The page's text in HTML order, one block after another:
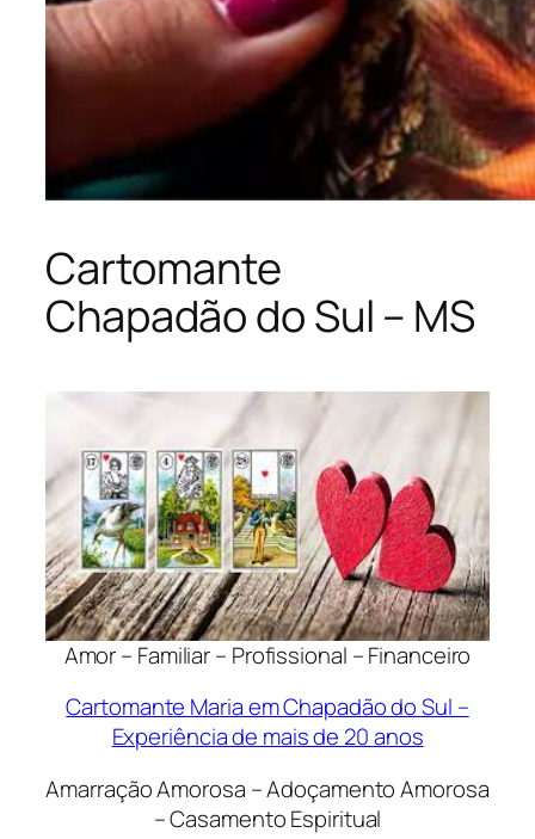
Cartomante
Chapadão do Sul – MS
Amor – Familiar – Profissional – Financeiro
Cartomante Maria em Chapadão do Sul –
Experiência de mais de 20 anos
Amarração Amorosa – Adoçamento Amorosa
– Casamento Espiritual